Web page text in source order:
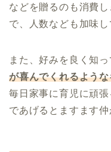
などを贈るのも消費
で、人数なども加味
また、好みを良く知
が喜んでくれるよう
毎日家事に育児に頑
であげるとますます仲